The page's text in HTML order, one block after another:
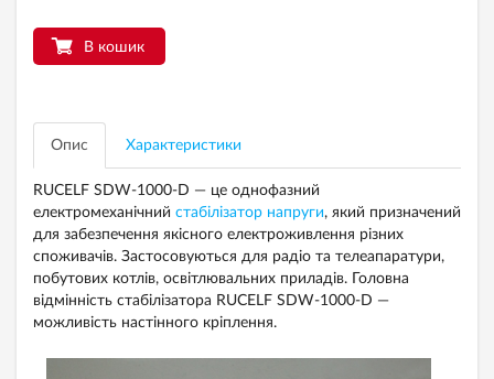
В кошик
Опис Характеристики
RUCELF SDW-1000-D — це однофазний
електромеханічний стабілізатор напруги, який призначений
для забезпечення якісного електроживлення різних
споживачів. Застосовуються для радіо та телеапаратури,
побутових котлів, освітлювальних приладів. Головна
відмінність стабілізатора RUCELF SDW-1000-D —
можливість настінного кріплення.